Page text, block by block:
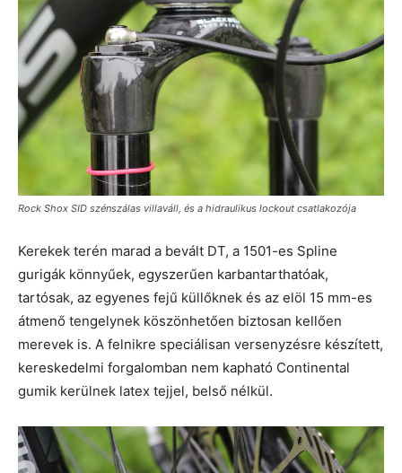
Rock Shox SID szénszálas villaváll, és a hidraulikus lockout csatlakozója
Kerekek terén marad a bevált DT, a 1501-es Spline
gurigák könnyűek, egyszerűen karbantarthatóak,
tartósak, az egyenes fejű küllőknek és az elöl 15 mm-es
átmenő tengelynek köszönhetően biztosan kellően
merevek is. A felnikre speciálisan versenyzésre készített,
kereskedelmi forgalomban nem kapható Continental
gumik kerülnek latex tejjel, belső nélkül.